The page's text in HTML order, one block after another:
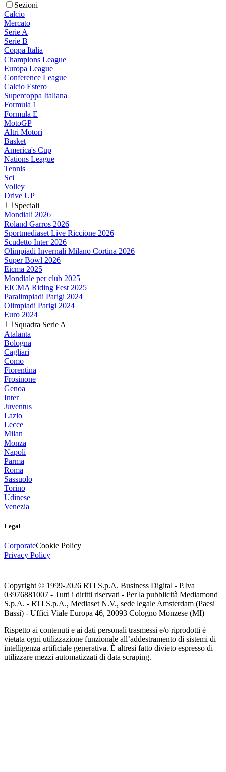
Sezioni
Calcio
Mercato
Serie A
Serie B
Coppa Italia
Champions League
Europa League
Conference League
Calcio Estero
Supercoppa Italiana
Formula 1
Formula E
MotoGP
Altri Motori
Basket
America's Cup
Nations League
Tennis
Sci
Volley
Drive UP
Speciali
Mondiali 2026
Roland Garros 2026
Sportmediaset Live Riccione 2026
Scudetto Inter 2026
Olimpiadi Invernali Milano Cortina 2026
Super Bowl 2026
Eicma 2025
Mondiale per club 2025
EICMA Riding Fest 2025
Paralimpiadi Parigi 2024
Olimpiadi Parigi 2024
Euro 2024
Squadra Serie A
Atalanta
Bologna
Cagliari
Como
Fiorentina
Frosinone
Genoa
Inter
Juventus
Lazio
Lecce
Milan
Monza
Napoli
Parma
Roma
Sassuolo
Torino
Udinese
Venezia
Legal
CorporateCookie Policy
Privacy Policy
Copyright © 1999-2026 RTI S.p.A. Business Digital - P.Iva
03976881007 - Tutti i diritti riservati - Per la pubblicità Mediamond
S.p.A. - RTI S.p.A., Mediaset N.V., sede legale Amsterdam (Paesi
Bassi) - Uffici Viale Europa 46, 20093 Cologno Monzese (MI)
Rispetto ai contenuti e ai dati personali trasmessi e/o riprodotti è
vietata ogni utilizzazione funzionale all’addestramento di sistemi di
intelligenza artificiale generativa. È altresì fatto divieto espresso di
utilizzare mezzi automatizzati di data scraping.